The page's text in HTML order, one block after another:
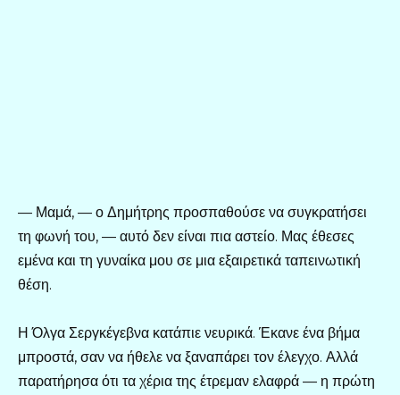
— Μαμά, — ο Δημήτρης προσπαθούσε να συγκρατήσει
τη φωνή του, — αυτό δεν είναι πια αστείο. Μας έθεσες
εμένα και τη γυναίκα μου σε μια εξαιρετικά ταπεινωτική
θέση.
Η Όλγα Σεργκέγεβνα κατάπιε νευρικά. Έκανε ένα βήμα
μπροστά, σαν να ήθελε να ξαναπάρει τον έλεγχο. Αλλά
παρατήρησα ότι τα χέρια της έτρεμαν ελαφρά — η πρώτη